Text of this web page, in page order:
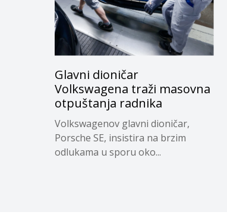
Glavni dioničar
Volkswagena traži masovna
otpuštanja radnika
Volkswagenov glavni dioničar,
Porsche SE, insistira na brzim
odlukama u sporu oko...